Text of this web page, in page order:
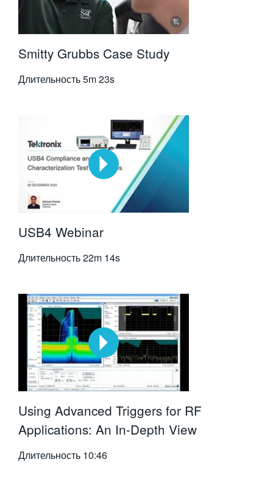
Smitty Grubbs Case Study
Длительность5m 23s
USB4 Webinar
Длительность22m 14s
Using Advanced Triggers for RF
Applications: An In-Depth View
Длительность 10:46